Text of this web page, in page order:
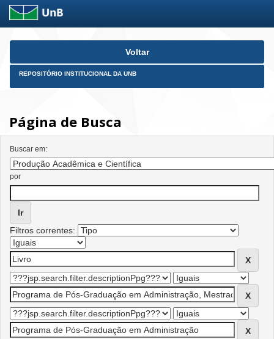
Skip
Voltar
REPOSITÓRIO INSTITUCIONAL DA UNB
Página de Busca
Buscar em:
por
Filtros correntes: